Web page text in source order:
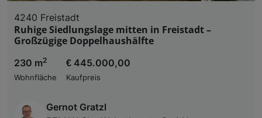
4240 Freistadt
Ruhige Siedlungslage mitten in Freistadt –
Großzügige Doppelhaushälfte
230 m2
Wohnfläche
€ 445.000,00
Kaufpreis
Gernot Gratzl